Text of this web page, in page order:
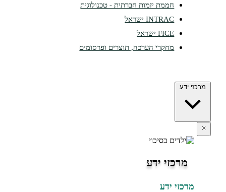
חממת יזמות חברתית - טכנולוגית
INTRAC ישראל
FICE ישראל
מחקרי הערכה, תוצרים ופרסומים
מרכזי ידע
מרכזי ידע
מרכזי ידע